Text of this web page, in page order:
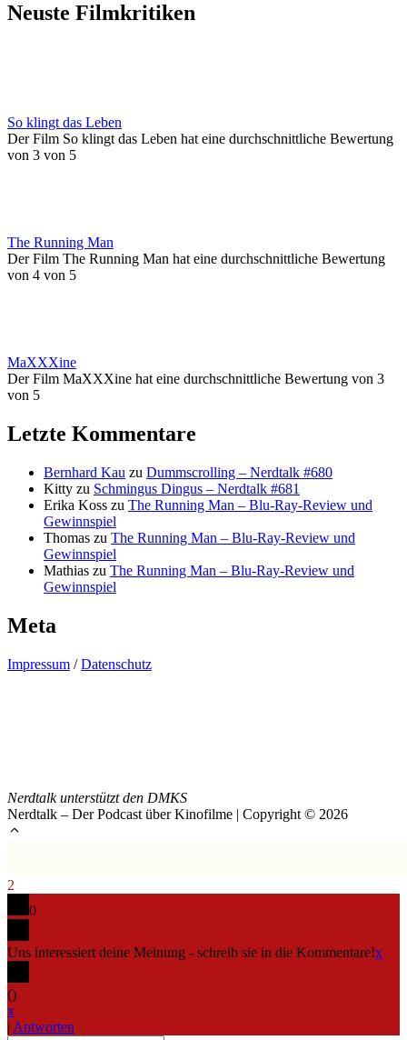
Neuste Filmkritiken
So klingt das Leben
Der Film So klingt das Leben hat eine durchschnittliche Bewertung
von 3 von 5
The Running Man
Der Film The Running Man hat eine durchschnittliche Bewertung
von 4 von 5
MaXXXine
Der Film MaXXXine hat eine durchschnittliche Bewertung von 3
von 5
Letzte Kommentare
Bernhard Kau zu Dummscrolling – Nerdtalk #680
Kitty zu Schmingus Dingus – Nerdtalk #681
Erika Koss zu The Running Man – Blu-Ray-Review und
Gewinnspiel
Thomas zu The Running Man – Blu-Ray-Review und
Gewinnspiel
Mathias zu The Running Man – Blu-Ray-Review und
Gewinnspiel
Meta
Impressum /Datenschutz
Nerdtalk unterstützt den DMKS
Nerdtalk – Der Podcast über Kinofilme | Copyright © 2026
2
0
Uns interessiert deine Meinung - schreib sie in die Kommentare!x
()
x
| Antworten